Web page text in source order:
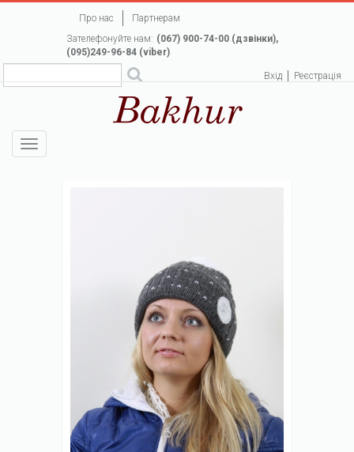
Про нас
Партнерам
Зателефонуйте нам: (067) 900-74-00 (дзвінки),
(095)249-96-84 (viber)
Вхід Реєстрація
Toggle
navigation